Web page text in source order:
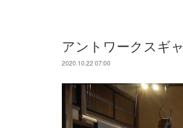
アントワークスギ
2020.10.22 07:00